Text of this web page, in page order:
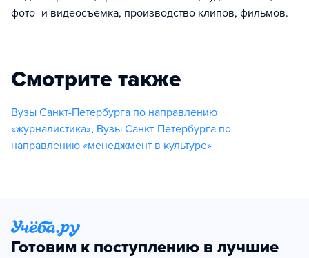
фото- и видеосъемка, производство клипов, фильмов.
Смотрите также
Вузы Санкт-Петербурга по направлению
«журналистика», Вузы Санкт-Петербурга по
направлению «менеджмент в культуре»
Готовим к поступлению в лучшие